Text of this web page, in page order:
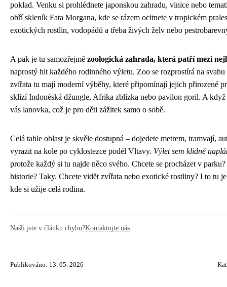
poklad. Venku si prohlédnete japonskou zahradu, vinice nebo
obří skleník Fata Morgana, kde se rázem ocitnete v tropickém
exotických rostlin, vodopádů a třeba živých želv nebo
A pak je tu samozřejmě zoologická zahrada, která patří mezi
naprostý hit každého rodinného výletu. Zoo se rozprostírá na
zvířata tu mají moderní výběhy, které připomínají jejich přirozené
sklízí Indonéská džungle, Afrika zblízka nebo pavilon goril. A když
vás lanovka, což je pro děti zážitek samo o sobě.
Celá tahle oblast je skvěle dostupná – dojedete metrem, tramvají,
vyrazit na kole po cyklostezce podél Vltavy. Výlet sem klidně
protože každý si tu najde něco svého. Chcete se procházet v
historie? Taky. Chcete vidět zvířata nebo exotické rostliny? I to tu
kde si užije celá rodina.
Našli jste v článku chybu?Kontaktujte nás
Publikováno: 13. 05. 2026